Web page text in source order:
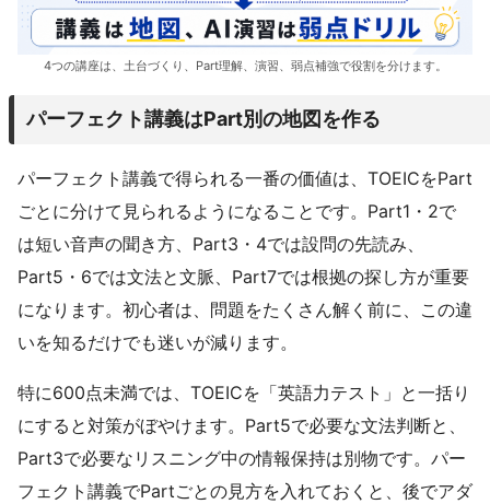
4つの講座は、土台づくり、Part理解、演習、弱点補強で役割を分けます。
パーフェクト講義はPart別の地図を作る
パーフェクト講義で得られる一番の価値は、TOEICをPart
ごとに分けて見られるようになることです。Part1・2で
は短い音声の聞き方、Part3・4では設問の先読み、
Part5・6では文法と文脈、Part7では根拠の探し方が重要
になります。初心者は、問題をたくさん解く前に、この違
いを知るだけでも迷いが減ります。
特に600点未満では、TOEICを「英語力テスト」と一括り
にすると対策がぼやけます。Part5で必要な文法判断と、
Part3で必要なリスニング中の情報保持は別物です。パー
フェクト講義でPartごとの見方を入れておくと、後でアダ